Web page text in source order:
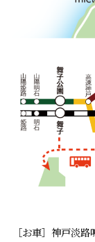
［お車］神戸淡